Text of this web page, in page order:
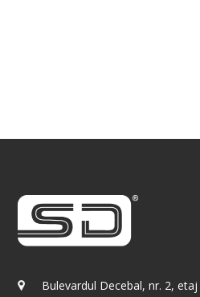
Bulevardul Decebal, nr. 2,